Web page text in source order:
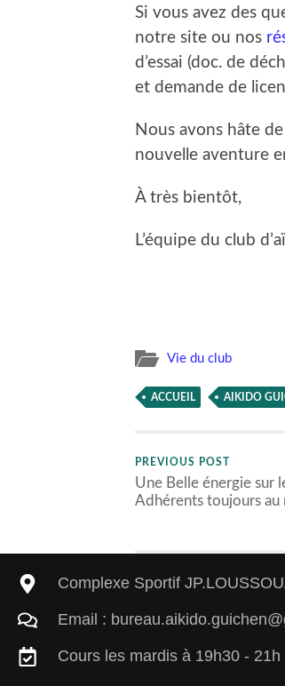
Si vous avez des
notre site ou nos
d’essai (doc. de
et demande de
Nous avons hâte
nouvelle aventure
À très bientôt,
L’équipe du club
Vie du club
ACCUEIL AIKIDO
PREVIOUS POST
Une Belle énergie sur
Adhérents toujours au
Complexe Sportif
Email :
Cours les mardis à 19h30 -